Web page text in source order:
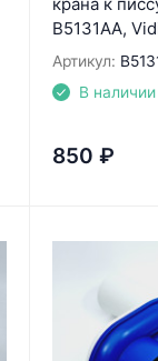
B5131AA,
Артикул:
В наличии
850 ₽